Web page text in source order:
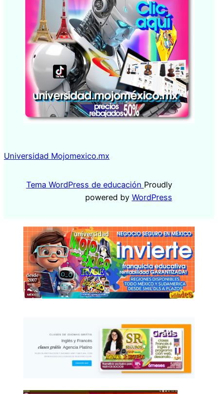
Universidad Mojomexico.mx
Tema WordPress de educación Proudly
powered by WordPress